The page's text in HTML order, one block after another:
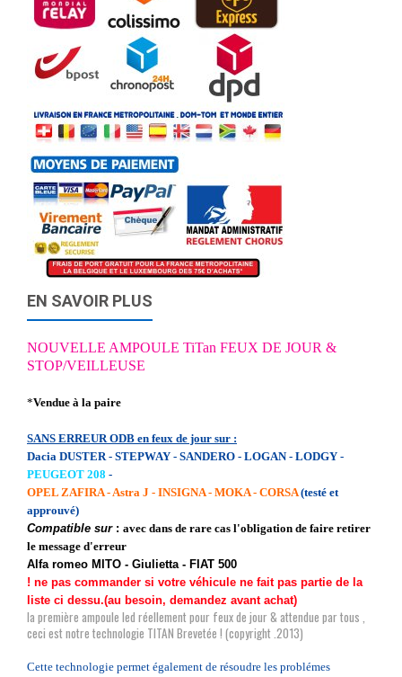
EN SAVOIR PLUS
NOUVELLE AMPOULE TiTan FEUX DE JOUR &
STOP/VEILLEUSE
*Vendue à la paire
SANS ERREUR ODB en feux de jour sur :
Dacia DUSTER - STEPWAY - SANDERO - LOGAN - LODGY -
PEUGEOT 208 -
OPEL ZAFIRA - Astra J - INSIGNA - MOKA - CORSA(testé et
approuvé)
Compatible sur: avec dans de rare cas l'obligation de faire retirer
le message d'erreur
Alfa romeo MITO - Giulietta - FIAT 500
! ne pas commander si votre véhicule ne fait pas partie de la
liste ci dessu.(au besoin, demandez avant achat)
la première ampoule led réellement pour feux de jour & attendue par tous ,
ceci est notre technologie TITAN Brevetée ! (copyright .2013)
Cette technologie permet également de résoudre les problémes